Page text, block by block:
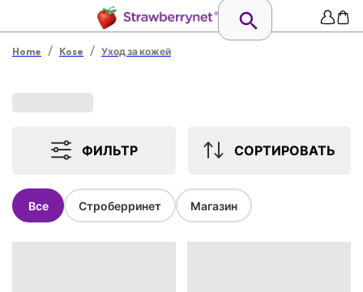
Home / Kose / Уход за кожей
ФИЛЬТР СОРТИРОВАТЬ
Все Строберринет Магазин